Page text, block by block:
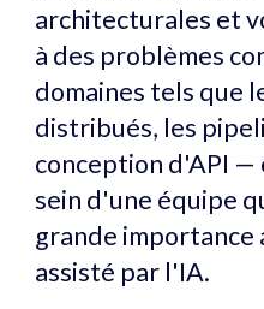
architecturales et
à des problèmes
domaines tels que
distribués, les
conception d'API —
sein d'une équipe
grande
assisté par l'IA.